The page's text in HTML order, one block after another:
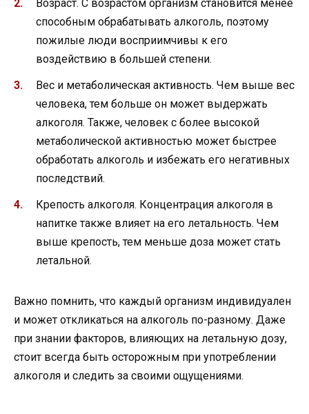
Возраст. С возрастом организм становится менее
способным обрабатывать алкоголь, поэтому
пожилые люди восприимчивы к его
воздействию в большей степени.
Вес и метаболическая активность. Чем выше вес
человека, тем больше он может выдержать
алкоголя. Также, человек с более высокой
метаболической активностью может быстрее
обработать алкоголь и избежать его негативных
последствий.
Крепость алкоголя. Концентрация алкоголя в
напитке также влияет на его летальность. Чем
выше крепость, тем меньше доза может стать
летальной.
Важно помнить, что каждый организм индивидуален
и может откликаться на алкоголь по-разному. Даже
при знании факторов, влияющих на летальную дозу,
стоит всегда быть осторожным при употреблении
алкоголя и следить за своими ощущениями.